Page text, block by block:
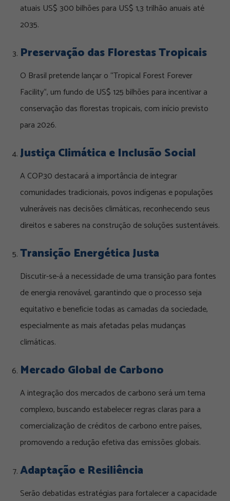
atuais US$ 300 bilhões para US$ 1,3 trilhão anuais até
2035.
Preservação das Florestas Tropicais
O Brasil pretende lançar o “Tropical Forest Forever
Facility“, um fundo de US$ 125 bilhões para incentivar a
conservação das florestas tropicais, com início previsto
para 2026.
Justiça Climática e Inclusão Social
A COP30 destacará a importância de integrar
comunidades tradicionais, povos indígenas e populações
vulneráveis nas decisões climáticas, reconhecendo seus
direitos e saberes na construção de soluções sustentáveis.
Transição Energética Justa
Discutir-se-á a necessidade de uma transição para fontes
de energia renovável, garantindo que o processo seja
equitativo e beneficie todas as camadas da sociedade,
especialmente as mais afetadas pelas mudanças
climáticas.
Mercado Global de Carbono
A integração dos mercados de carbono será um tema
complexo, buscando estabelecer regras claras para a
comercialização de créditos de carbono entre países,
promovendo a redução efetiva das emissões globais.
Adaptação e Resiliência
Serão debatidas estratégias para fortalecer a capacidade